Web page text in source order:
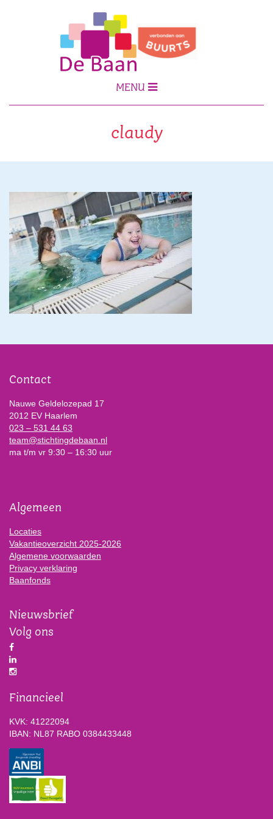
MENU
claudy
Contact
Nauwe Geldelozepad 17
2012 EV Haarlem
023 – 531 44 63
team@stichtingdebaan.nl
ma t/m vr 9:30 – 16:30 uur
Algemeen
Locaties
Vakantieoverzicht 2025-2026
Algemene voorwaarden
Privacy verklaring
Baanfonds
Nieuwsbrief
Volg ons
Financieel
KVK: 41222094
IBAN: NL87 RABO 0384433448